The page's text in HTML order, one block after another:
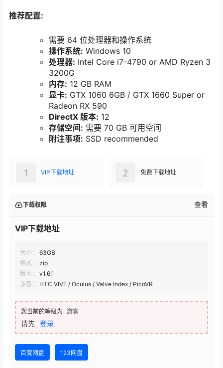
推荐配置:
需要 64 位处理器和操作系统
操作系统: Windows 10
处理器: Intel Core i7-4790 or AMD Ryzen 3
3200G
内存: 12 GB RAM
显卡: GTX 1060 6GB / GTX 1660 Super or
Radeon RX 590
DirectX 版本: 12
存储空间: 需要 70 GB 可用空间
附注事项: SSD recommended
VIP下载地址
1 免费下载地址
2
下载权限 查看
VIP下载地址
大小：
63GB
格式：
zip
版本：
v1.6.1
兼容：
HTC VIVE / Oculus / Valve Index / PicoVR
您当前的等级为 游客
请先 登录
百度网盘 123网盘